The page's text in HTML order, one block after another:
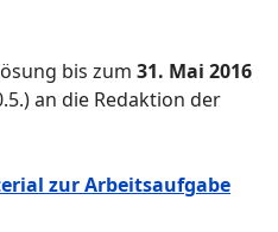
bis zum 31. Mai 2016
an die Redaktion der
zur Arbeitsaufgabe